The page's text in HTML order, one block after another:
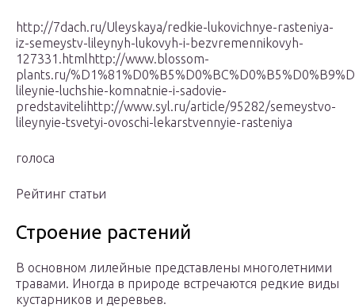
http://7dach.ru/Uleyskaya/redkie-lukovichnye-rasteniya-
iz-semeystv-lileynyh-lukovyh-i-bezvremennikovyh-
127331.htmlhttp://www.blossom-
plants.ru/
lileynie-luchshie-komnatnie-i-sadovie-
predstavitelihttp://www.syl.ru/article/95282/semeystvo-
lileynyie-tsvetyi-ovoschi-lekarstvennyie-rasteniya
голоса
Рейтинг статьи
Строение растений
В основном лилейные представлены многолетними
травами. Иногда в природе встречаются редкие виды
кустарников и деревьев.